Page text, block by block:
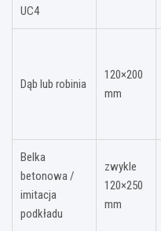
UC4
Dąb lub robinia
120×200
mm
Belka
betonowa /
imitacja
podkładu
zwykle
120×250
mm